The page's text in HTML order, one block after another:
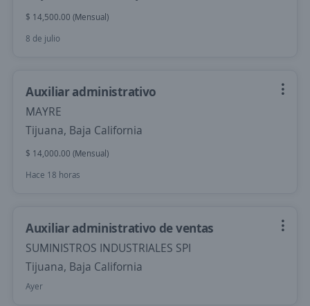
$ 14,500.00 (Mensual)
8 de julio
Auxiliar administrativo
MAYRE
Tijuana, Baja California
$ 14,000.00 (Mensual)
Hace 18 horas
Auxiliar administrativo de ventas
SUMINISTROS INDUSTRIALES SPI
Tijuana, Baja California
Ayer